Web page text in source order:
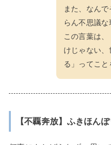
また、なん
らん不思議な
この言葉は
けじゃない
る」ってこと
【不覊奔放】ふきほんぽ